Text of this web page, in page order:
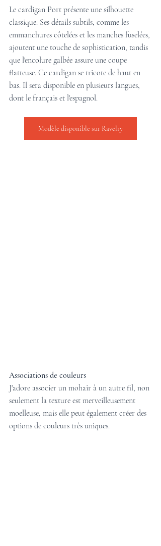
Le cardigan Port présente une silhouette
classique. Ses détails subtils, comme les
emmanchures côtelées et les manches fuselées,
ajoutent une touche de sophistication, tandis
que l'encolure galbée assure une coupe
flatteuse. Ce cardigan se tricote de haut en
bas. Il sera disponible en plusieurs langues,
dont le français et l'espagnol.
Modèle disponible sur Ravelry
Associations de couleurs
J'adore associer un mohair à un autre fil, non
seulement la texture est merveilleusement
moelleuse, mais elle peut également créer des
options de couleurs très uniques.